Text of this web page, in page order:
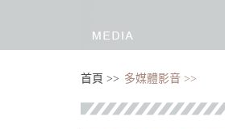
首頁 >> 多媒體影音 >>